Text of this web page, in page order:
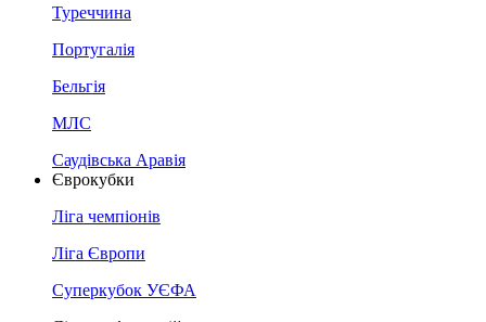
Туреччина
Португалія
Бельгія
МЛС
Саудівська Аравія
Єврокубки
Ліга чемпіонів
Ліга Європи
Суперкубок УЄФА